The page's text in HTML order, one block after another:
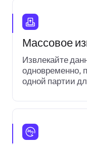
Массовое
Извлекайте
одновременно,
одной партии